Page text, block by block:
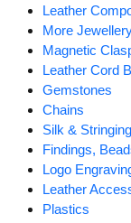
Leather
More
Magnetic
Leather Cord
Gemstones
Chains
Silk &
Findings,
Logo
Leather
Plastics